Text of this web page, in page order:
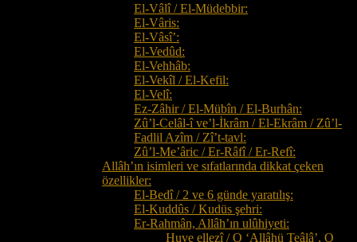
El-Vâlî / El-Müdebbir:
El-Vâris:
El-Vâsî’:
El-Vedûd:
El-Vehhâb:
El-Vekîl / El-Kefil:
El-Velî:
Ez-Zâhir / El-Mübîn / El-Burhân:
Zû’l-Celâl-î ve’l-İkrâm / El-Ekrâm / Zû’l-
Fadlil Azîm / Zî’t-tavl:
Zû’l-Me’âric / Er-Râfî / Er-Refî:
Allâh’ın isimleri ve sıfatlarında dikkat çeken
özellikler:
El-Bedî / 2 ve 6 günde yaratılış:
El-Kuddûs / Kudüs şehri:
Er-Rahmân, Allâh’ın ulûhiyeti:
Huve ellezî / O ‘Allâhü Teâlâ’, O